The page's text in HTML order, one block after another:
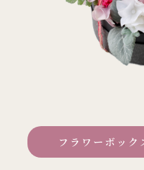
フラワーボック